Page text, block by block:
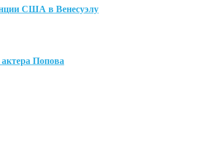
США в Венесуэлу
Попова